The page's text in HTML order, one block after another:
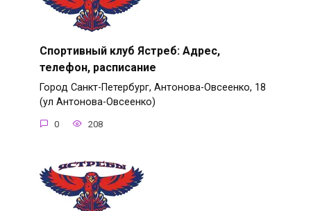
Спортивный клуб Ястреб: Адрес,
телефон, расписание
Город Санкт-Петербург, Антонова-Овсеенко, 18
(ул Антонова-Овсеенко)
0 208